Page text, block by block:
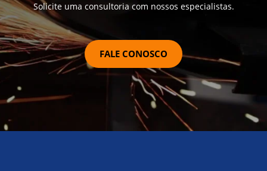
Solicite uma consultoria com nossos especialistas.
FALE CONOSCO